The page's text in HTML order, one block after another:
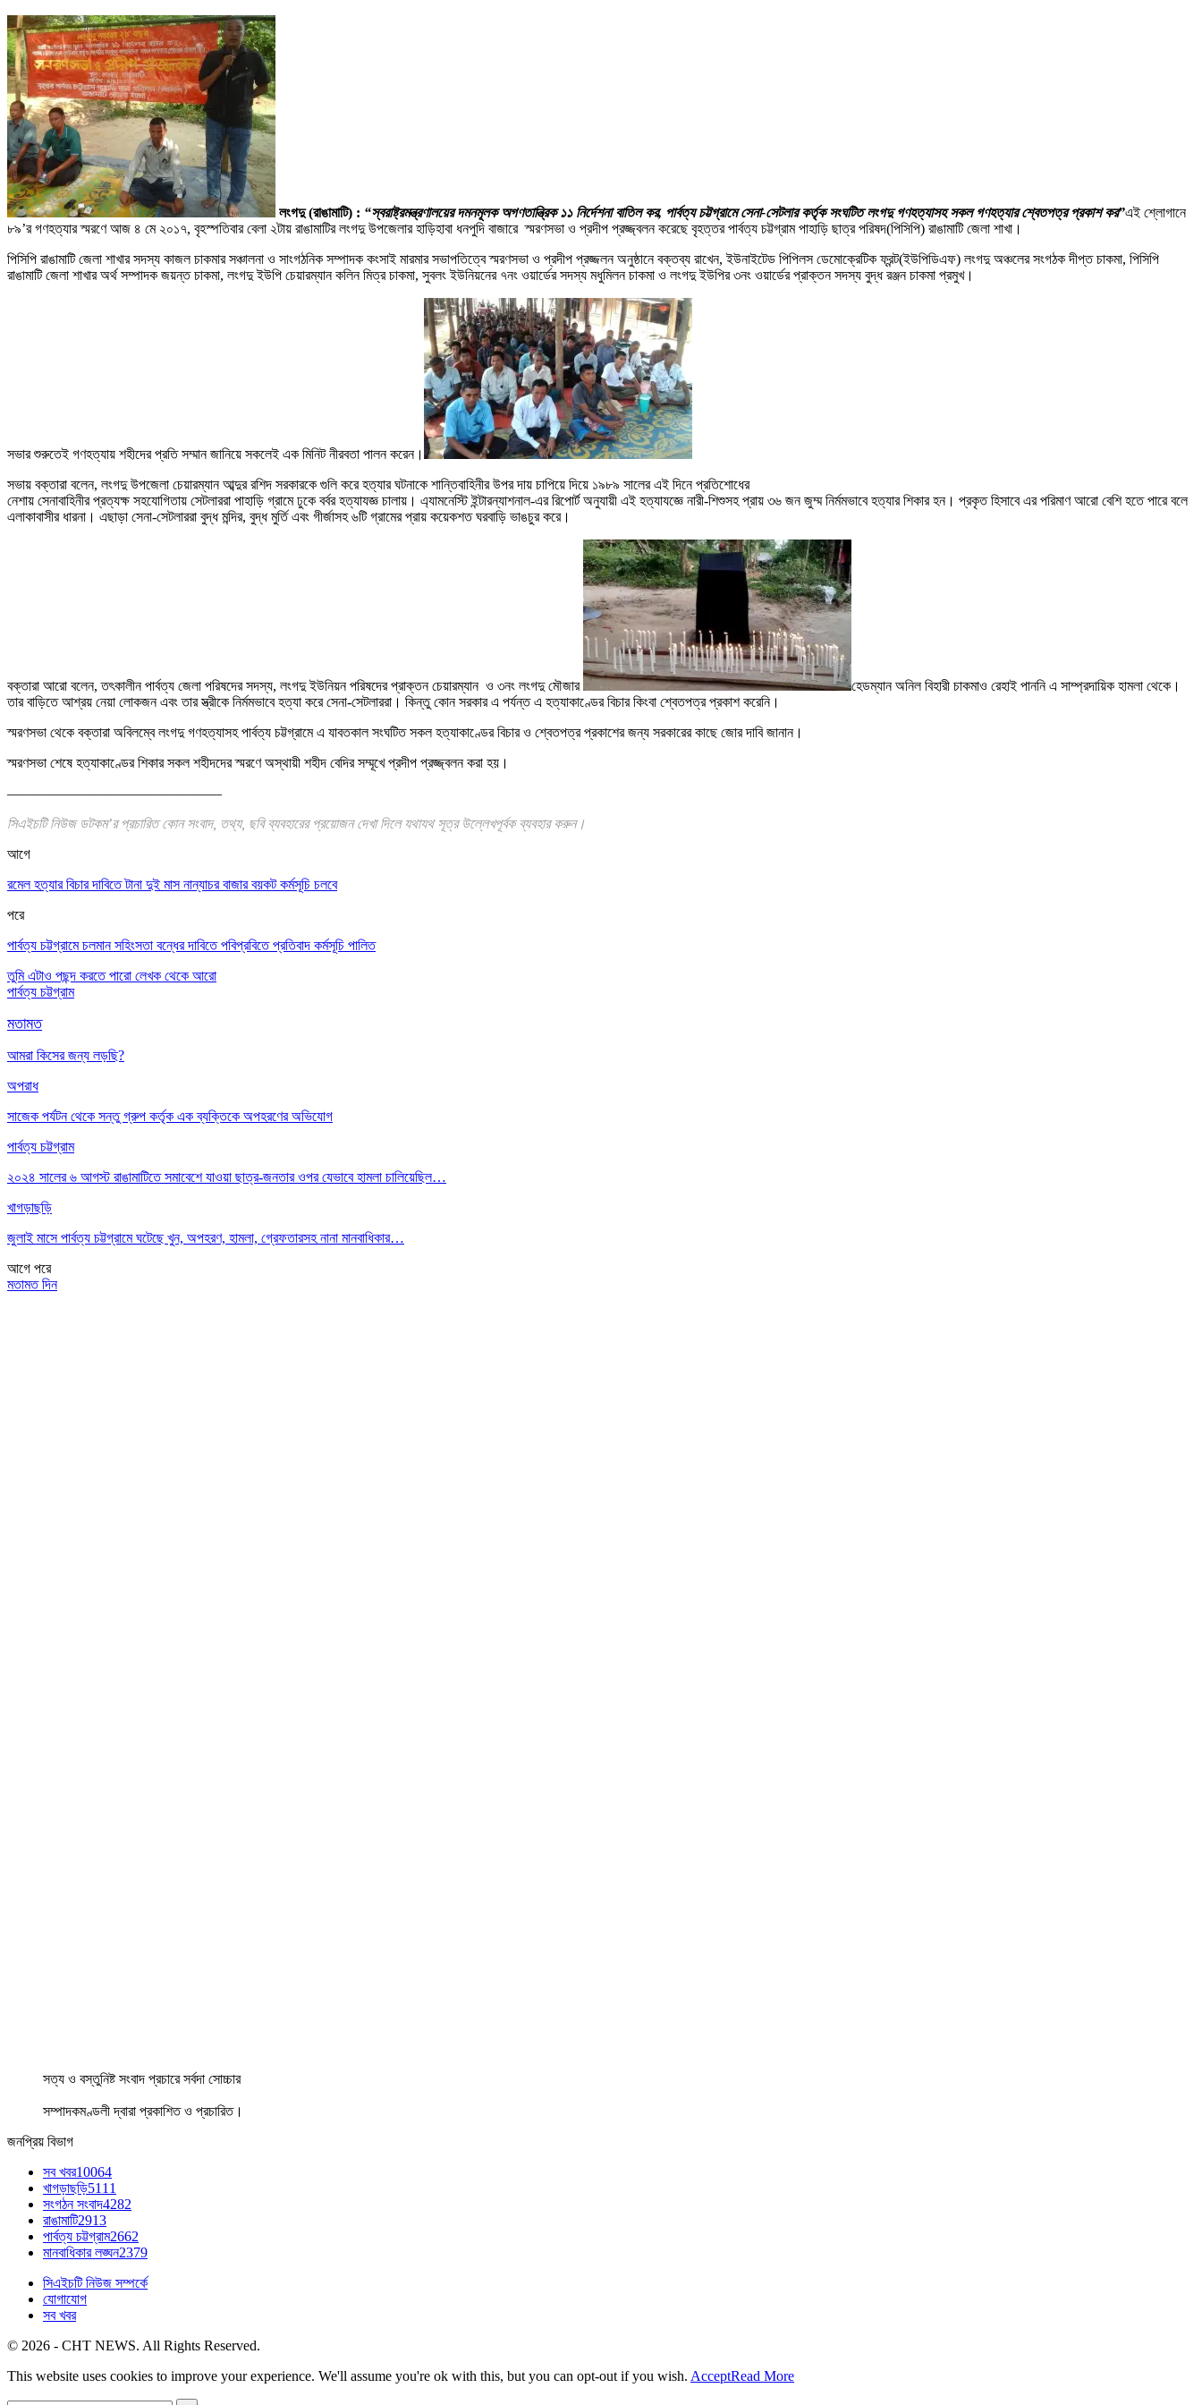
লংগদু (রাঙামাটি) : “স্বরাষ্ট্রমন্ত্রণালয়ের দমনমূলক অগণতান্ত্রিক ১১ নির্দেশনা বাতিল কর, পার্বত্য চট্টগ্রামে সেনা-সেটলার কর্তৃক সংঘটিত লংগদু গণহত্যাসহ সকল গণহত্যার শ্বেতপত্র প্রকাশ কর”এই শ্লোগানে
৮৯’র গণহত্যার স্মরণে আজ ৪ মে ২০১৭, বৃহস্পতিবার বেলা ২টায় রাঙামাটির লংগদু উপজেলার হাড়িহাবা ধনপুদি বাজারে স্মরণসভা ও প্রদীপ প্রজ্জ্বলন করেছে বৃহত্তর পার্বত্য চট্টগ্রাম পাহাড়ি ছাত্র পরিষদ(পিসিপি) রাঙামাটি জেলা শাখা।
পিসিপি রাঙামাটি জেলা শাখার সদস্য কাজল চাকমার সঞ্চালনা ও সাংগঠনিক সম্পাদক কংসাই মারমার সভাপতিত্বে স্মরণসভা ও প্রদীপ প্রজ্জলন অনুষ্ঠানে বক্তব্য রাখেন, ইউনাইটেড পিপিলস ডেমোক্রেটিক ফ্রন্ট(ইউপিডিএফ) লংগদু অঞ্চলের সংগঠক দীপ্ত চাকমা, পিসিপি
রাঙামাটি জেলা শাখার অর্থ সম্পাদক জয়ন্ত চাকমা, লংগদু ইউপি চেয়ারম্যান কলিন মিত্র চাকমা, সুবলং ইউনিয়নের ৭নং ওয়ার্ডের সদস্য মধুমিলন চাকমা ও লংগদু ইউপির ৩নং ওয়ার্ডের প্রাক্তন সদস্য বুদ্ধ রঞ্জন চাকমা প্রমুখ।
সভার শুরুতেই গণহত্যায় শহীদের প্রতি সম্মান জানিয়ে সকলেই এক মিনিট নীরবতা পালন করেন।
সভায় বক্তারা বলেন, লংগদু উপজেলা চেয়ারম্যান আব্দুর রশিদ সরকারকে গুলি করে হত্যার ঘটনাকে শান্তিবাহিনীর উপর দায় চাপিয়ে দিয়ে ১৯৮৯ সালের এই দিনে প্রতিশোধের
নেশায় সেনাবাহিনীর প্রত্যক্ষ সহযোগিতায় সেটলাররা পাহাড়ি গ্রামে ঢুকে বর্বর হত্যাযজ্ঞ চালায়। এ্যামনেস্টি ইন্টারন্যাশনাল-এর রিপোর্ট অনুযায়ী এই হত্যাযজ্ঞে নারী-শিশুসহ প্রায় ৩৬ জন জুম্ম নির্মমভাবে হত্যার শিকার হন। প্রকৃত হিসাবে এর পরিমাণ আরো বেশি হতে পারে বলে
এলাকাবাসীর ধারনা। এছাড়া সেনা-সেটলাররা বুদ্ধ মন্দির, বুদ্ধ মুর্তি এবং গীর্জাসহ ৬টি গ্রামের প্রায় কয়েকশত ঘরবাড়ি ভাঙচুর করে।
বক্তারা আরো বলেন, তৎকালীন পার্বত্য জেলা পরিষদের সদস্য, লংগদু ইউনিয়ন পরিষদের প্রাক্তন চেয়ারম্যান ও ৩নং লংগদু মৌজার
হেডম্যান অনিল বিহারী চাকমাও রেহাই পাননি এ সাম্প্রদায়িক হামলা থেকে।
তার বাড়িতে আশ্রয় নেয়া লোকজন এবং তার স্ত্রীকে নির্মমভাবে হত্যা করে সেনা-সেটলাররা। কিন্তু কোন সরকার এ পর্যন্ত এ হত্যাকাণ্ডের বিচার কিংবা শ্বেতপত্র প্রকাশ করেনি।
স্মরণসভা থেকে বক্তারা অবিলম্বে লংগদু গণহত্যাসহ পার্বত্য চট্টগ্রামে এ যাবতকাল সংঘটিত সকল হত্যাকাণ্ডের বিচার ও শ্বেতপত্র প্রকাশের জন্য সরকারের কাছে জোর দাবি জানান।
স্মরণসভা শেষে হত্যাকাণ্ডের শিকার সকল শহীদদের স্মরণে অস্থায়ী শহীদ বেদির সম্মূখে প্রদীপ প্রজ্জ্বলন করা হয়।
———————————————
সিএইচটি নিউজ ডটকম’র প্রচারিত কোন সংবাদ, তথ্য, ছবি ব্যবহারের প্রয়োজন দেখা দিলে যথাযথ সূত্র উল্লেখপূর্বক ব্যবহার করুন।
আগে
রমেল হত্যার বিচার দাবিতে টানা দুই মাস নান্যাচর বাজার বয়কট কর্মসূচি চলবে
পরে
পার্বত্য চট্টগ্রামে চলমান সহিংসতা বন্ধের দাবিতে পবিপ্রবিতে প্রতিবাদ কর্মসূচি পালিত
তুমি এটাও পছন্দ করতে পারো লেখক থেকে আরো
পার্বত্য চট্টগ্রাম
মতামত
আমরা কিসের জন্য লড়ছি?
অপরাধ
সাজেক পর্যটন থেকে সন্তু গ্রুপ কর্তৃক এক ব্যক্তিকে অপহরণের অভিযোগ
পার্বত্য চট্টগ্রাম
২০২৪ সালের ৬ আগস্ট রাঙামাটিতে সমাবেশে যাওয়া ছাত্র-জনতার ওপর যেভাবে হামলা চালিয়েছিল…
খাগড়াছড়ি
জুলাই মাসে পার্বত্য চট্টগ্রামে ঘটেছে খুন, অপহরণ, হামলা, গ্রেফতারসহ নানা মানবাধিকার…
আগে পরে
মতামত দিন
সত্য ও বস্তুনিষ্ট সংবাদ প্রচারে সর্বদা সোচ্চার
সম্পাদকমণ্ডলী দ্বারা প্রকাশিত ও প্রচারিত।
জনপ্রিয় বিভাগ
সব খবর10064
খাগড়াছড়ি5111
সংগঠন সংবাদ4282
রাঙামাটি2913
পার্বত্য চট্টগ্রাম2662
মানবাধিকার লঙ্ঘন2379
সিএইচটি নিউজ সম্পর্কে
যোগাযোগ
সব খবর
© 2026 - CHT NEWS. All Rights Reserved.
This website uses cookies to improve your experience. We'll assume you're ok with this, but you can opt-out if you wish. AcceptRead More